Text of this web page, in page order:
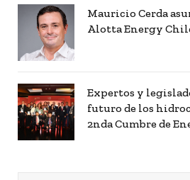
Mauricio Cerda
Alotta Energy
Expertos y
futuro de los
2nda Cumbre de